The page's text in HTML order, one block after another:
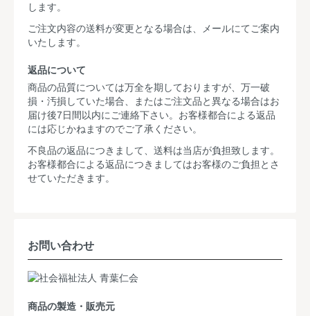
します。
ご注文内容の送料が変更となる場合は、メールにてご案内
いたします。
返品について
商品の品質については万全を期しておりますが、万一破
損・汚損していた場合、またはご注文品と異なる場合はお
届け後7日間以内にご連絡下さい。お客様都合による返品
には応じかねますのでご了承ください。
不良品の返品につきまして、送料は当店が負担致します。
お客様都合による返品につきましてはお客様のご負担とさ
せていただきます。
お問い合わせ
商品の製造・販売元